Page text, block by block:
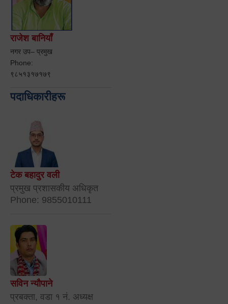
राजेश बानियाँ
नगर उप– प्रमुख
Phone:
९८५१३१७१७९
पदाधिकारीहरू
टेक बहादुर वली
प्रमुख प्रशासकीय अधिकृत
Phone: 9855010111
सविन न्यौपाने
प्रबक्ता, वडा १ नं. अध्यक्ष